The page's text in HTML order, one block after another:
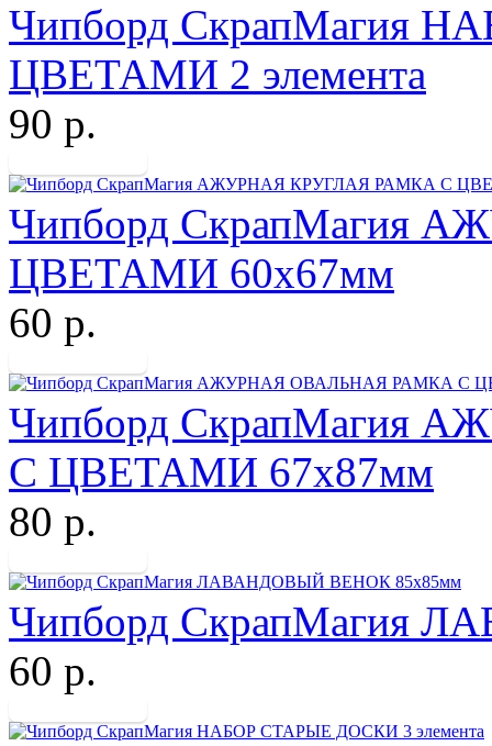
Чипборд СкрапМагия
ЦВЕТАМИ 2 элемента
90 р.
Чипборд СкрапМагия
ЦВЕТАМИ 60х67мм
60 р.
Чипборд СкрапМагия
С ЦВЕТАМИ 67х87мм
80 р.
Чипборд СкрапМагия
60 р.